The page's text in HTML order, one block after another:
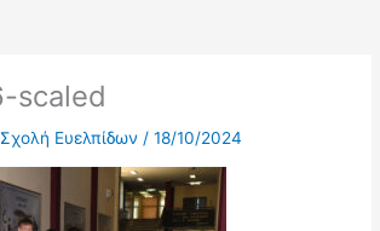
scaled
Σχολή Ευελπίδων/18/10/2024